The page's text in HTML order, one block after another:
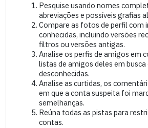
Pesquise usando nomes
abreviações e possíveis grafias
Compare as fotos de perfil com
conhecidas, incluindo versões
filtros ou versões antigas.
Analise os perfis de amigos em
listas de amigos deles em busca
desconhecidas.
Analise as curtidas, os
em que a conta suspeita foi
semelhanças.
Reúna todas as pistas para
contas.